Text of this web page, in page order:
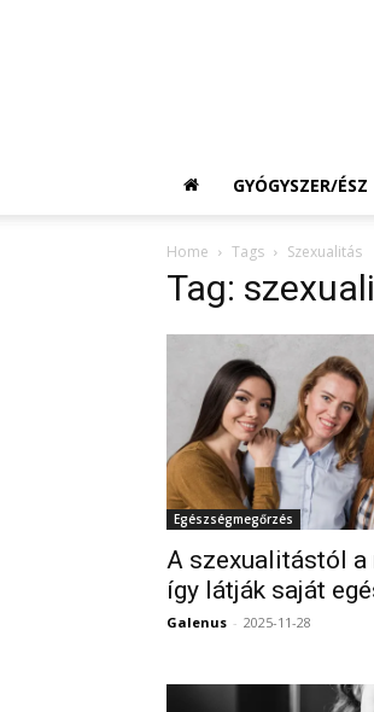
GYÓGYSZER/ÉSZ
Home Tags Szexualitás
Tag:
Egészségmegőrzés
A szexualitástól a
így látják saját
Galenus - 2025-11-28